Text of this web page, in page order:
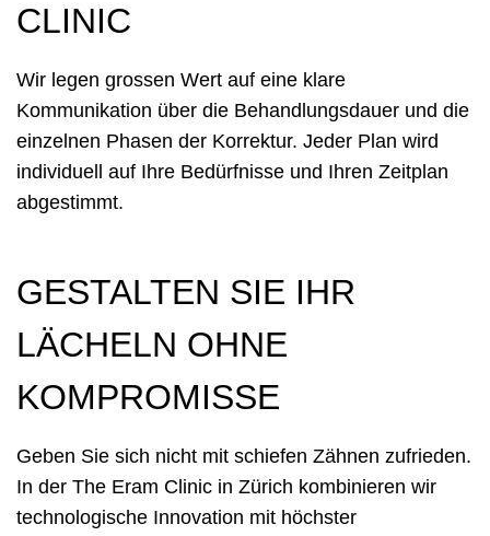
CLINIC
Wir legen grossen Wert auf eine klare
Kommunikation über die Behandlungsdauer und die
einzelnen Phasen der Korrektur. Jeder Plan wird
individuell auf Ihre Bedürfnisse und Ihren Zeitplan
abgestimmt.
GESTALTEN SIE IHR
LÄCHELN OHNE
KOMPROMISSE
Geben Sie sich nicht mit schiefen Zähnen zufrieden.
In der The Eram Clinic in Zürich kombinieren wir
technologische Innovation mit höchster